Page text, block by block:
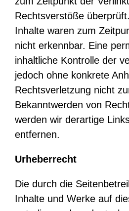
Rechtsverstöße
Inhalte waren zum
nicht erkennbar. Eine
inhaltliche Kontrolle der
jedoch ohne konkrete
Rechtsverletzung nicht
Bekanntwerden von
werden wir derartige
entfernen.
Urheberrecht
Die durch die
Inhalte und Werke auf